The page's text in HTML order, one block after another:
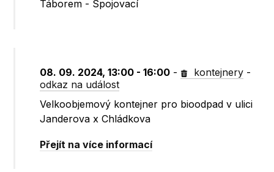
Táborem - Spojovací
08. 09. 2024, 13:00 - 16:00 - kontejnery -
odkaz na událost
Velkoobjemový kontejner pro bioodpad v ulici
Janderova x Chládkova
Přejít na více informací